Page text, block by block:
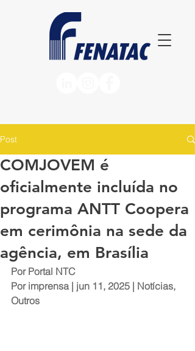
Post
COMJOVEM é
oficialmente incluída no
programa ANTT Coopera
em cerimônia na sede da
agência, em Brasília
Por Portal NTC
Por imprensa | jun 11, 2025 | Notícias,
Outros